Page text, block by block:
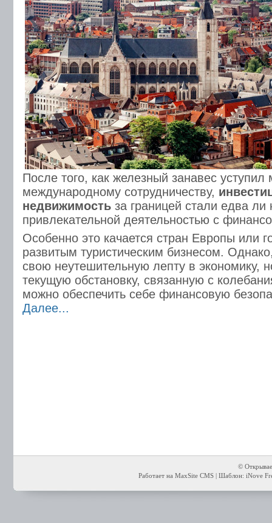
После того, как железный занавес уступил
международному сотрудничеству,
недвижимость за границей стали едва
привлекательной деятельностью с
Особенно это качается стран Европы или
развитым туристическим бизнесом.
свою неутешительную лепту в экономику,
текущую обстановку, связанную с
можно обеспечить себе финансовую
Далее...
©
Работает на MaxSite CMS | Шаблон: iNove